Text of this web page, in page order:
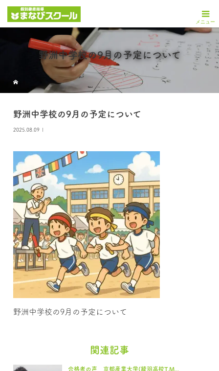
野洲中学校の9月の予定について
野洲中学校の9月の予定について
2025.08.09
野洲中学校の9月の予定について
関連記事
合格者の声 京都産業大学(綾羽高校T.M...